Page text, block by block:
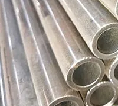
Труба бесшовная 22
Труба бесшовная 24
Труба бесшовная 25
Труба бесшовная 26
Труба бесшовная 27
Труба бесшовная 28
Труба бесшовная
Труба бесшовная
Труба бесшовная
Труба бесшовная
Труба бесшовная